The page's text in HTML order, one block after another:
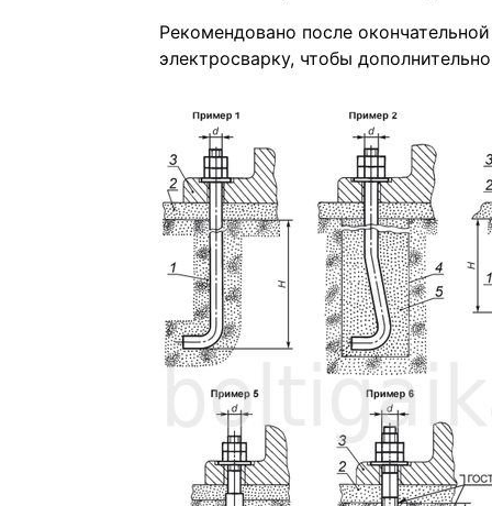
Рекомендовано после
электросварку, чтобы